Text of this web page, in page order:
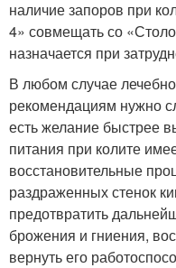
наличие запоров при
4» совмещать со
назначается при
В любом случае
рекомендациям нужно
есть желание быстрее
питания при колите
восстановительные
раздраженных стенок
предотвратить
брожения и гниения,
вернуть его